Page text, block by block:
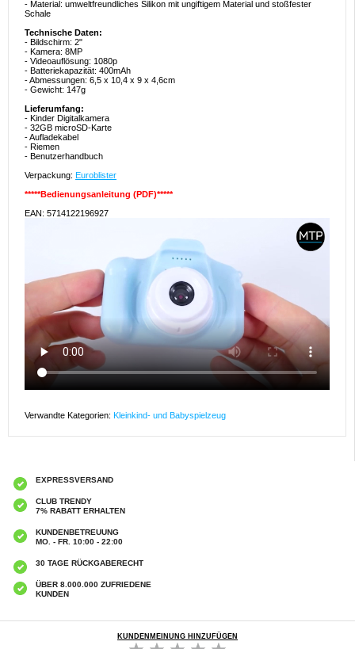
- Material: umweltfreundliches Silikon mit ungiftigem Material und stoßfester
Schale
Technische Daten:
- Bildschirm: 2"
- Kamera: 8MP
- Videoauflösung: 1080p
- Batteriekapazität: 400mAh
- Abmessungen: 6,5 x 10,4 x 9 x 4,6cm
- Gewicht: 147g
Lieferumfang:
- Kinder Digitalkamera
- 32GB microSD-Karte
- Aufladekabel
- Riemen
- Benutzerhandbuch
Verpackung: Euroblister
*****Bedienungsanleitung (PDF)*****
EAN: 5714122196927
Verwandte Kategorien: Kleinkind- und Babyspielzeug
EXPRESSVERSAND
CLUB TRENDY
7% RABATT ERHALTEN
KUNDENBETREUUNG
MO. - FR. 10:00 - 22:00
30 TAGE RÜCKGABERECHT
ÜBER 8.000.000 ZUFRIEDENE
KUNDEN
KUNDENMEINUNG HINZUFÜGEN